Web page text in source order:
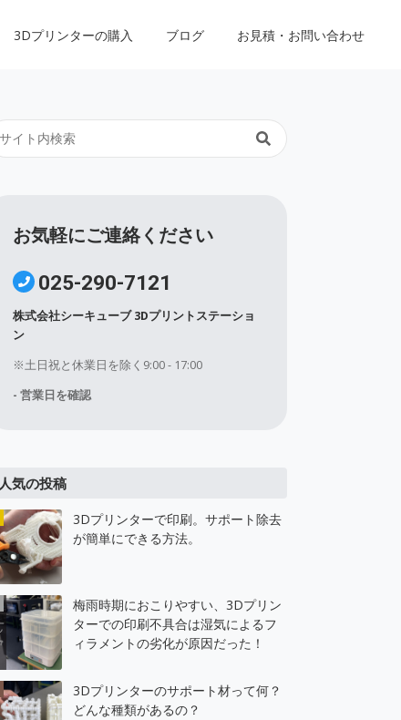
3Dプリンターの購入 ブログ お見積・お問い合わせ
お気軽にご連絡ください
025-290-7121
株式会社シーキューブ 3Dプリントステーショ
ン
※土日祝と休業日を除く9:00 - 17:00
- 営業日を確認
人気の投稿
3Dプリンターで印刷。サポート除去
が簡単にできる方法。
梅雨時期におこりやすい、3Dプリン
ターでの印刷不具合は湿気によるフ
ィラメントの劣化が原因だった！
3Dプリンターのサポート材って何？
どんな種類があるの？